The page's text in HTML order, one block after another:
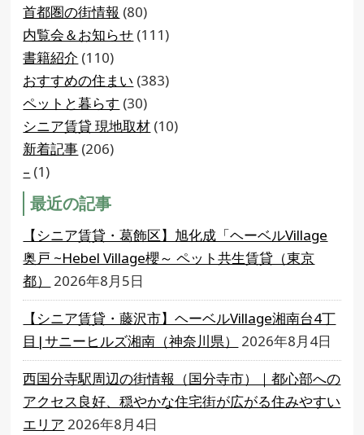
首都圏の街情報 (80)
内覧会＆お知らせ (111)
書籍紹介 (110)
おすすめの住まい (383)
ペットと暮らす (30)
シニア賃貸 現地取材 (10)
新着記事 (206)
– (1)
最近の記事
【シニア賃貸・葛飾区】旭化成「ヘーベルVillage
奥戸 ~Hebel Village櫻～ ペット共生賃貸（東京
都）
2026年8月5日
【シニア賃貸・藤沢市】ヘーベルVillage湘南台4丁
目|サニーヒルズ湘南（神奈川県）
2026年8月4日
西国分寺駅周辺の街情報（国分寺市）｜都心部への
アクセス良好、穏やかな住宅街が広がる住みやすい
エリア 2026年8月4日